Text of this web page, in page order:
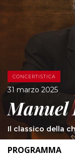
CONCERTISTICA
31 marzo 2025
Manuel
Il classico della
PROGRAMMA